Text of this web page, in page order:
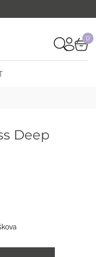
0
Deep